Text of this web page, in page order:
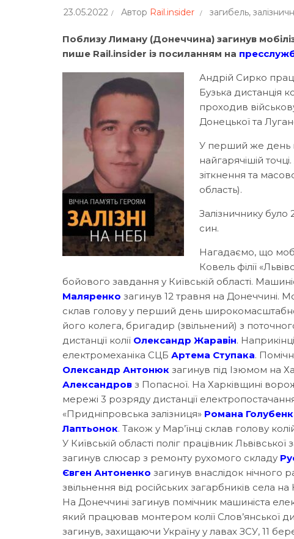
23.05.2022 Автор Rail.insider загибель,
Поблизу Лиману (Донеччина) загинув
пише Rail.insider із посиланням на
Андрій Сирко
Бузька дистанція
проходив
Донецької та
У перший же день
найгарячішій
зіткнення та
область).
Залізничнику
син.
Нагадаємо, що
Ковель філії
бойового завдання у Київській області.
Маляренко загинув 12 травня на Донеччині.
склав голову у перший день
його колега, бригадир (звільнений) з
дистанції колії Олександр Жаравін.
електромеханіка СЦБ Артема Ступака.
Олександр Антонюк загинув під Ізюмом на
Александров з Попасної. На Харківщині
мережі 3 розряду дистанції
«Придніпровська залізниця» Романа
Лаптьонок. Також у Мар’їнці склав голову
У Київській області поліг працівник Львівської
загинув слюсар з ремонту рухомого складу
Євген Антоненко загинув внаслідок нічного
звільнення від російських загарбників села на
На Донеччині загинув помічник машиніста
який працював монтером колії Слов’янської
загинув, захищаючи Україну у лавах ЗСУ, 11